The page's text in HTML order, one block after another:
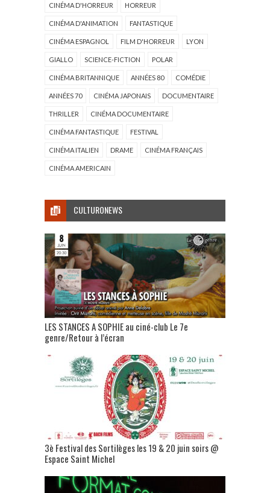
CINÉMA D'HORREUR HORREUR
CINÉMA D'ANIMATION FANTASTIQUE
CINÉMA ESPAGNOL FILM D'HORREUR LYON
GIALLO SCIENCE-FICTION POLAR
CINÉMA BRITANNIQUE ANNÉES 80 COMÉDIE
ANNÉES 70 CINÉMA JAPONAIS DOCUMENTAIRE
THRILLER CINÉMA DOCUMENTAIRE
CINÉMA FANTASTIQUE FESTIVAL
CINÉMA ITALIEN DRAME CINÉMA FRANÇAIS
CINÉMA AMERICAIN
CULTURONEWS
LES STANCES A SOPHIE au ciné-club Le 7e
genre/Retour à l’écran
3è Festival des Sortilèges les 19 & 20 juin soirs @
Espace Saint Michel